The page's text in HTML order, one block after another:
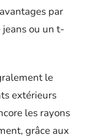
par
ou un t-
le
extérieurs
les rayons
grâce aux